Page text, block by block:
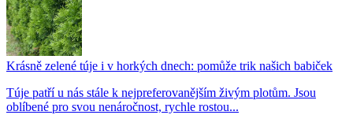
Krásně zelené túje i v horkých dnech: pomůže trik našich babiček
Túje patří u nás stále k nejpreferovanějším živým plotům. Jsou
oblíbené pro svou nenáročnost, rychle rostou...